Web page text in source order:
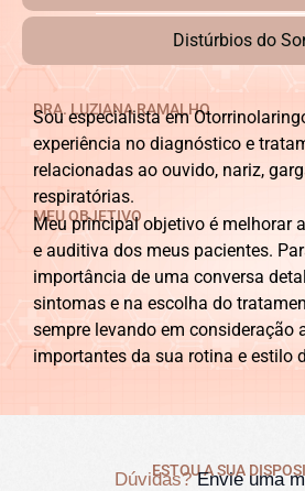
DRA. LUZIANA RAMALHO
Sou especialista em
experiência no diagnóstico e
relacionadas ao ouvido, nariz,
respiratórias.
MEU OBJETIVO
Meu principal objetivo é melhorar
e auditiva dos meus pacientes.
importância de uma conversa
sintomas e na escolha do
sempre levando em consideração
importantes da sua rotina e estilo
Distúrbios do
ESTOU A SUA
Dúvidas?Envie uma